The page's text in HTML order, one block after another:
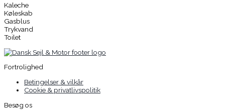
Kaleche
Køleskab
Gasblus
Trykvand
Toilet
Fortrolighed
Betingelser & vilkår
Cookie & privatlivspolitik
Besøg os